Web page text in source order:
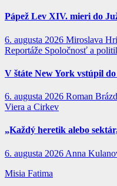
Pápež Lev XIV. mieri do
6. augusta 2026 Miroslava
Reportáže Spoločnosť a
V štáte New York vstúpil
6. augusta 2026 Roman
Viera a Cirkev
„Každý heretik alebo
6. augusta 2026 Anna
Misia Fatima